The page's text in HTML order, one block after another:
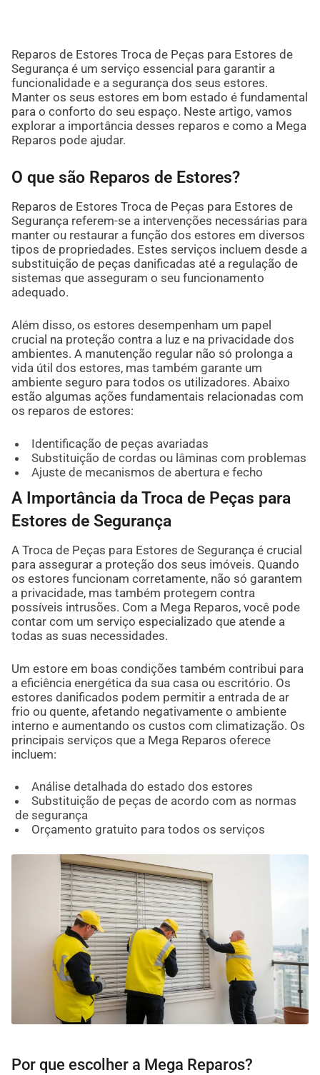
Reparos de Estores Troca de Peças para Estores de
Segurança é um serviço essencial para garantir a
funcionalidade e a segurança dos seus estores.
Manter os seus estores em bom estado é fundamental
para o conforto do seu espaço. Neste artigo, vamos
explorar a importância desses reparos e como a Mega
Reparos pode ajudar.
O que são Reparos de Estores?
Reparos de Estores Troca de Peças para Estores de
Segurança referem-se a intervenções necessárias para
manter ou restaurar a função dos estores em diversos
tipos de propriedades. Estes serviços incluem desde a
substituição de peças danificadas até a regulação de
sistemas que asseguram o seu funcionamento
adequado.
Além disso, os estores desempenham um papel
crucial na proteção contra a luz e na privacidade dos
ambientes. A manutenção regular não só prolonga a
vida útil dos estores, mas também garante um
ambiente seguro para todos os utilizadores. Abaixo
estão algumas ações fundamentais relacionadas com
os reparos de estores:
Identificação de peças avariadas
Substituição de cordas ou lâminas com problemas
Ajuste de mecanismos de abertura e fecho
A Importância da Troca de Peças para
Estores de Segurança
A Troca de Peças para Estores de Segurança é crucial
para assegurar a proteção dos seus imóveis. Quando
os estores funcionam corretamente, não só garantem
a privacidade, mas também protegem contra
possíveis intrusões. Com a Mega Reparos, você pode
contar com um serviço especializado que atende a
todas as suas necessidades.
Um estore em boas condições também contribui para
a eficiência energética da sua casa ou escritório. Os
estores danificados podem permitir a entrada de ar
frio ou quente, afetando negativamente o ambiente
interno e aumentando os custos com climatização. Os
principais serviços que a Mega Reparos oferece
incluem:
Análise detalhada do estado dos estores
Substituição de peças de acordo com as normas
de segurança
Orçamento gratuito para todos os serviços
Por que escolher a Mega Reparos?